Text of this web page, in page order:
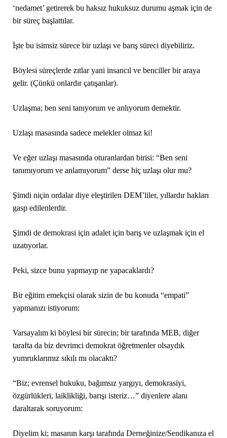
‘nedamet’ getirerek bu haksız hukuksuz durumu aşmak için de
bir süreç başlattılar.
İşte bu isimsiz sürece bir uzlaşı ve barış süreci diyebiliriz.
Böylesi süreçlerde zıtlar yani insancıl ve benciller bir araya
gelir. (Çünkü onlardır çatışanlar).
Uzlaşma; ben seni tanıyorum ve anlıyorum demektir.
Uzlaşı masasında sadece melekler olmaz ki!
Ve eğer uzlaşı masasında oturanlardan birisi: “Ben seni
tanımıyorum ve anlamıyorum” derse hiç uzlaşı olur mu?
Şimdi niçin ordalar diye eleştirilen DEM’liler, yıllardır hakları
gasp edilenlerdir.
Şimdi de demokrasi için adalet için barış ve uzlaşmak için el
uzatıyorlar.
Peki, sizce bunu yapmayıp ne yapacaklardı?
Bir eğitim emekçisi olarak sizin de bu konuda “empati”
yapmanızı istiyorum:
Varsayalım ki böylesi bir sürecin; bir tarafında MEB, diğer
tarafta da biz devrimci demokrat öğretmenler olsaydık
yumruklarımız sıkılı mı olacaktı?
“Biz; evrensel hukuku, bağımsız yargıyı, demokrasiyi,
özgürlükleri, laiklikliği, barışı isteriz…” diyenlere alanı
daraltarak soruyorum:
Diyelim ki; masanın karşı tarafında Derneğinize/Sendikanıza el